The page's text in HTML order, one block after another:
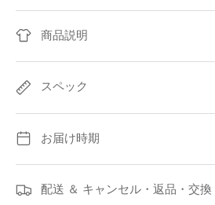
商品説明
スペック
お届け時期
配送 ＆ キャンセル・返品・交換